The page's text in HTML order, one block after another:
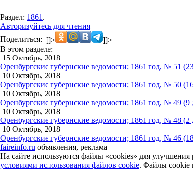
Раздел: 1861 .
Авторизуйтесь для чтения
Поделиться: ]]>
]]>
В этом разделе:
15 Октябрь, 2018
Оренбургские губернские ведомости; 1861 год, № 51
10 Октябрь, 2018
Оренбургские губернские ведомости; 1861 год, № 50
10 Октябрь, 2018
Оренбургские губернские ведомости; 1861 год, № 49 (9
10 Октябрь, 2018
Оренбургские губернские ведомости; 1861 год, № 48 (2
10 Октябрь, 2018
Оренбургские губернские ведомости; 1861 год, № 46
faireinfo.ru объявления, реклама
На сайте используются файлы «cookies» для
условиями использования файлов cookie. Файлы cookie